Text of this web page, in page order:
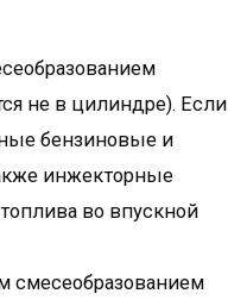
не в цилиндре). Если
бензиновые и
инжекторные
во впускной
смесеобразованием